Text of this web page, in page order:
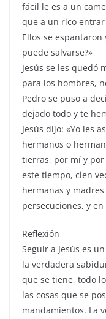
fácil le es a un
que a un rico
Ellos se espantaron
puede salvarse?»
Jesús se les quedó
para los hombres,
Pedro se puso a
dejado todo y te
Jesús dijo: «Yo les
hermanos o
tierras, por mí y
este tiempo, cien
hermanas y
persecuciones, y
Reflexión
Seguir a Jesús es
la verdadera
que se tiene, todo
las cosas que se
mandamientos. La